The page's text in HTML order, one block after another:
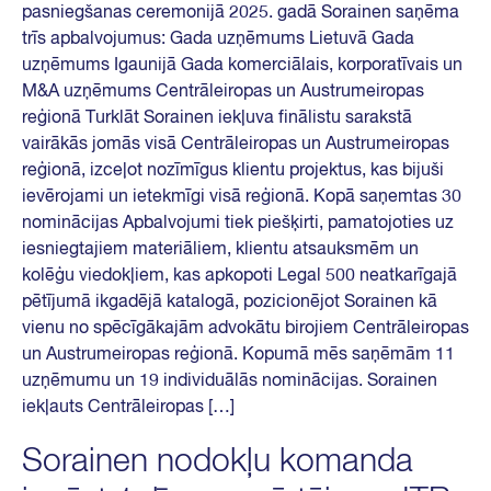
pasniegšanas ceremonijā 2025. gadā Sorainen saņēma
trīs apbalvojumus: Gada uzņēmums Lietuvā Gada
uzņēmums Igaunijā Gada komerciālais, korporatīvais un
M&A uzņēmums Centrāleiropas un Austrumeiropas
reģionā Turklāt Sorainen iekļuva finālistu sarakstā
vairākās jomās visā Centrāleiropas un Austrumeiropas
reģionā, izceļot nozīmīgus klientu projektus, kas bijuši
ievērojami un ietekmīgi visā reģionā. Kopā saņemtas 30
nominācijas Apbalvojumi tiek piešķirti, pamatojoties uz
iesniegtajiem materiāliem, klientu atsauksmēm un
kolēģu viedokļiem, kas apkopoti Legal 500 neatkarīgajā
pētījumā ikgadējā katalogā, pozicionējot Sorainen kā
vienu no spēcīgākajām advokātu birojiem Centrāleiropas
un Austrumeiropas reģionā. Kopumā mēs saņēmām 11
uzņēmumu un 19 individuālās nominācijas. Sorainen
iekļauts Centrāleiropas […]
Sorainen nodokļu komanda